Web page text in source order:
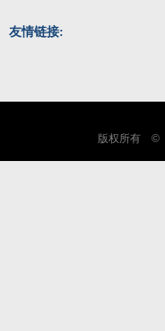
友情链接:
版权所有 ©